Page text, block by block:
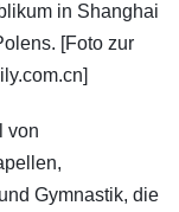
in Shanghai
[Foto zur
von
Gymnastik, die